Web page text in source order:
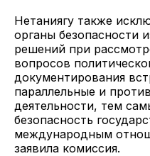
Нетаниягу также
органы безопасности
решений при
вопросов
документирования
параллельные и
деятельности, тем
безопасность
международным
заявила комиссия.